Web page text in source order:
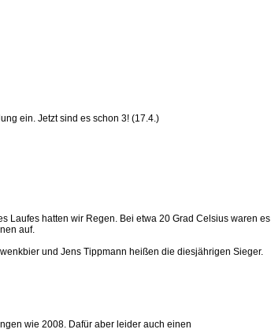
ein. Jetzt sind es schon 3! (17.4.)
Laufes hatten wir Regen. Bei etwa 20 Grad Celsius waren es
auf.
und Jens Tippmann heißen die diesjährigen Sieger.
wie 2008. Dafür aber leider auch einen